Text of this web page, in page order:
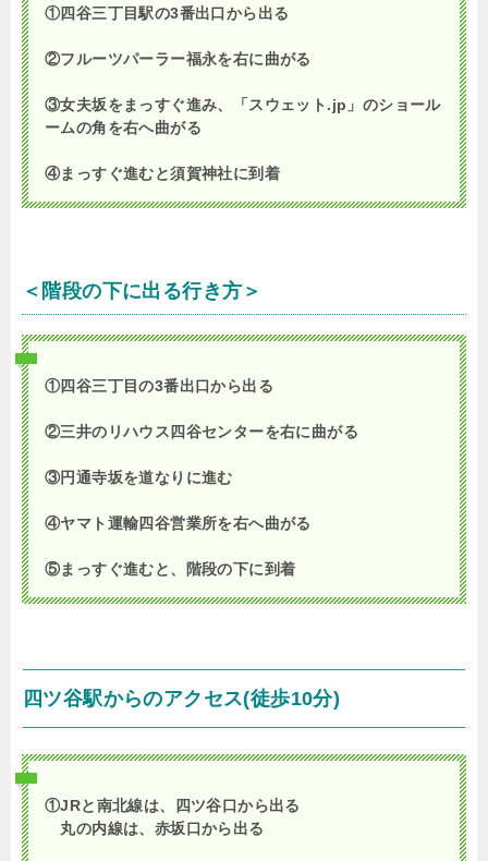
①四谷三丁目駅の3番出口から出る
②フルーツパーラー福永を右に曲がる
③女夫坂をまっすぐ進み、「スウェット.jp」のショール
ームの角を右へ曲がる
④まっすぐ進むと須賀神社に到着
＜階段の下に出る行き方＞
①四谷三丁目の3番出口から出る
②三井のリハウス四谷センターを右に曲がる
③円通寺坂を道なりに進む
④ヤマト運輸四谷営業所を右へ曲がる
⑤まっすぐ進むと、階段の下に到着
四ツ谷駅からのアクセス(徒歩10分)
①JRと南北線は、四ツ谷口から出る
丸の内線は、赤坂口から出る